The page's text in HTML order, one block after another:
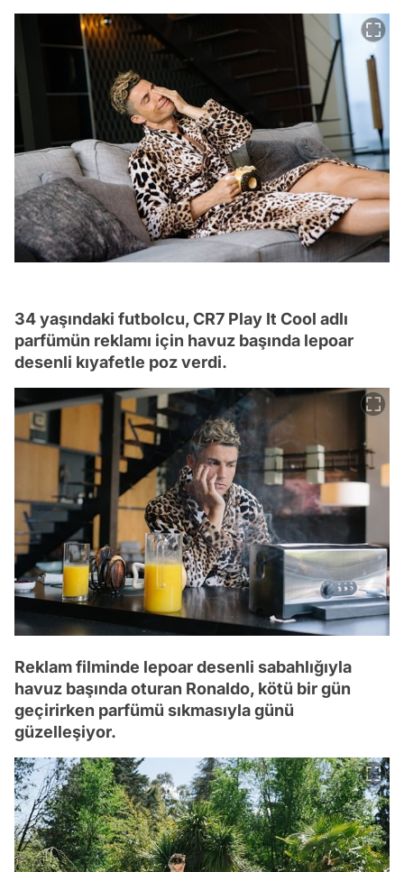
34 yaşındaki futbolcu, CR7 Play It Cool adlı
parfümün reklamı için havuz başında lepoar
desenli kıyafetle poz verdi.
Reklam filminde lepoar desenli sabahlığıyla
havuz başında oturan Ronaldo, kötü bir gün
geçirirken parfümü sıkmasıyla günü
güzelleşiyor.